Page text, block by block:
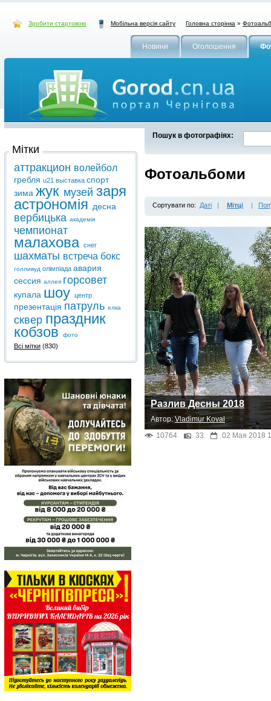
Зробити стартовою Мобільна версія сайту Головна сторінка »
Новини Оголошення
Пошук в фотографіях:
Фотоальбоми
Сортувати по: Даті | Мітці |
Разлив Десны 2018
Автор:Vladimur Koval
10764
33 02 Мая 2018
Мітки
аттракцион волейбол
гребля u21 выставка спорт
зима жук музей заря
астрономія десна
вербицька академія
чемпионат
малахова снег
шахматы встреча бокс
голливуд олімпіада авария
сессия аллея горсовет
купала шоу центр
презентація патруль елка
сквер праздник
кобзов
фото
Всі мітки (830)